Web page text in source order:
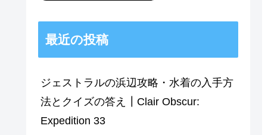
最近の投稿
ジェストラルの浜辺攻略・水着の入手方
法とクイズの答え┃Clair Obscur:
Expedition 33